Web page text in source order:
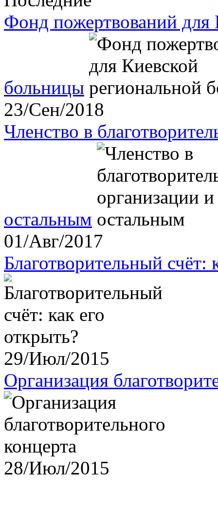
Фонд пожертвований для
больницы
23/Сен/2018
Членство в
остальным
01/Авг/2017
Благотворительный счёт:
29/Июл/2015
Организация
28/Июл/2015